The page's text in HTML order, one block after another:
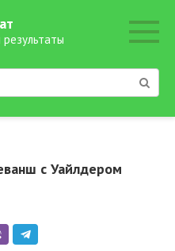
с Уайлдером